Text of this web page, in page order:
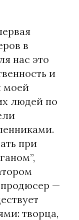
в
нас это
и
моей
людей по
при
—
творца,